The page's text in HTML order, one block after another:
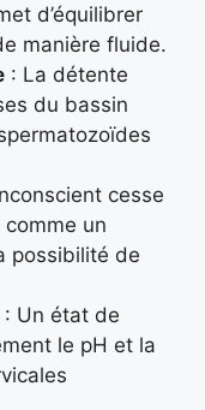
d’équilibrer
manière fluide.
: La détente
du bassin
cesse
un
possibilité de
: Un état de
le pH et la